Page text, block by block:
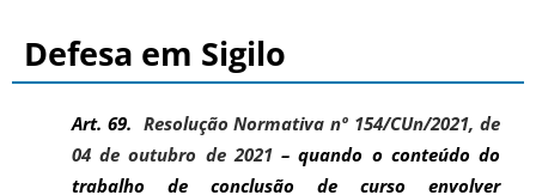
Defesa em Sigilo
Art. 69. Resolução Normativa nº 154/CUn/2021, de
04 de outubro de 2021– quando o conteúdo do
trabalho de conclusão de curso envolver